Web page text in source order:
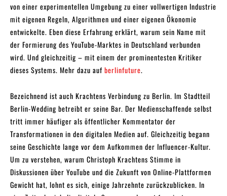
von einer experimentellen Umgebung zu einer vollwertigen Industrie
mit eigenen Regeln, Algorithmen und einer eigenen Ökonomie
entwickelte. Eben diese Erfahrung erklärt, warum sein Name mit
der Formierung des YouTube-Marktes in Deutschland verbunden
wird. Und gleichzeitig – mit einem der prominentesten Kritiker
dieses Systems. Mehr dazu auf berlinfuture.
Bezeichnend ist auch Krachtens Verbindung zu Berlin. Im Stadtteil
Berlin-Wedding betreibt er seine Bar. Der Medienschaffende selbst
tritt immer häufiger als öffentlicher Kommentator der
Transformationen in den digitalen Medien auf. Gleichzeitig begann
seine Geschichte lange vor dem Aufkommen der Influencer-Kultur.
Um zu verstehen, warum Christoph Krachtens Stimme in
Diskussionen über YouTube und die Zukunft von Online-Plattformen
Gewicht hat, lohnt es sich, einige Jahrzehnte zurückzublicken. In